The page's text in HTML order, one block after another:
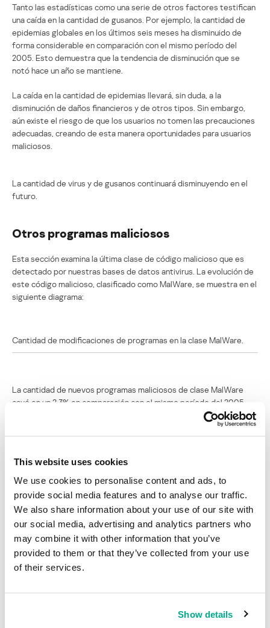
This website uses cookies
We use cookies to personalise content and ads, to
provide social media features and to analyse our traffic.
We also share information about your use of our site with
our social media, advertising and analytics partners who
may combine it with other information that you’ve
provided to them or that they’ve collected from your use
of their services.
Show details
Tanto las estadísticas como una serie de otros factores testifican
una caída en la cantidad de gusanos. Por ejemplo, la cantidad de
epidemias globales en los últimos seis meses ha disminuido de
forma considerable en comparación con el mismo período del
2005. Esto demuestra que la tendencia de disminución que se
notó hace un año se mantiene.
La caída en la cantidad de epidemias llevará, sin duda, a la
disminución de daños financieros y de otros tipos. Sin embargo,
aún existe el riesgo de que los usuarios no tomen las precauciones
adecuadas, creando de esta manera oportunidades para usuarios
maliciosos.
La cantidad de virus y de gusanos continuará disminuyendo en el
futuro.
Otros programas maliciosos
Esta sección examina la última clase de código malicioso que es
detectado por nuestras bases de datos antivirus. La evolución de
este código malicioso, clasificado como MalWare, se muestra en el
siguiente diagrama:
Cantidad de modificaciones de programas en la clase MalWare.
La cantidad de nuevos programas maliciosos de clase MalWare
cayó en un 2,3% en comparación con el mismo período del 2005.
Desglose de los distintos tipos de MalWare
Los exploits, la clasificación más común de MalWare, representan
el 30% de esta categoría de código malicioso. Son una parte
integral del mecanismo utilizado por otros programas maliciosos
Extorsión: una tendencia peligrosa